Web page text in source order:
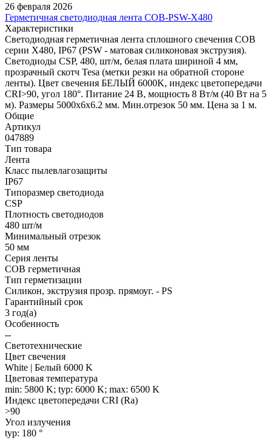
26 февраля 2026
Герметичная светодиодная лента COB-PSW-X480
Характеристики
Светодиодная герметичная лента сплошного свечения COB
серии X480, IP67 (PSW - матовая силиконовая экструзия).
Светодиоды CSP, 480, шт/м, белая плата шириной 4 мм,
прозрачный скотч Tesa (метки резки на обратной стороне
ленты). Цвет свечения БЕЛЫЙ 6000K, индекс цветопередачи
CRI>90, угол 180°. Питание 24 В, мощность 8 Вт/м (40 Вт на 5
м). Размеры 5000х6х6.2 мм. Мин.отрезок 50 мм. Цена за 1 м.
Общие
Артикул
047889
Тип товара
Лента
Класс пылевлагозащиты
IP67
Типоразмер светодиода
CSP
Плотность светодиодов
480 шт/м
Минимальный отрезок
50 мм
Серия ленты
COB герметичная
Тип герметизации
Силикон, экструзия прозр. прямоуг. - PS
Гарантийный срок
3 год(а)
Особенность
--
Светотехнические
Цвет свечения
White | Белый 6000 K
Цветовая температура
min: 5800 K; typ: 6000 K; max: 6500 K
Индекс цветопередачи CRI (Ra)
>90
Угол излучения
typ: 180 °